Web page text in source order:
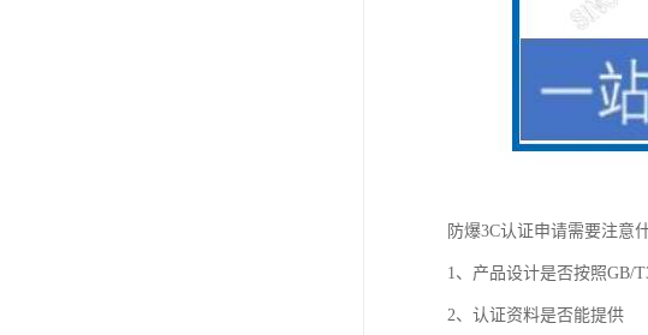
防爆3C认证申请需要注意
1、产品设计是否按照GB/
2、认证资料是否能提供